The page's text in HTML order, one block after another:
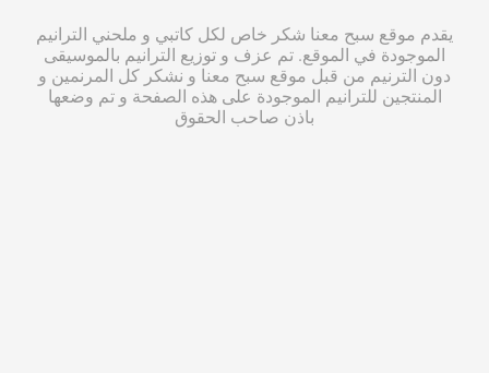
يقدم موقع سبح معنا شكر خاص لكل كاتبي و ملحني الترانيم
الموجودة في الموقع. تم عزف و توزيع الترانيم بالموسيقى
دون الترنيم من قبل موقع سبح معنا و نشكر كل المرنمين و
المنتجين للترانيم الموجودة على هذه الصفحة و تم وضعها
باذن صاحب الحقوق